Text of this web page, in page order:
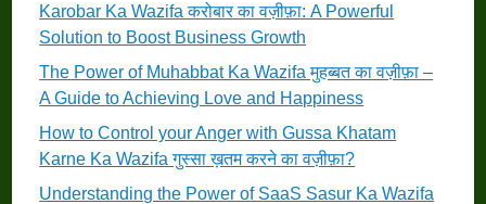
Karobar Ka Wazifa करोबार का वज़ीफ़ा: A Powerful
Solution to Boost Business Growth
The Power of Muhabbat Ka Wazifa मुहब्बत का वज़ीफ़ा –
A Guide to Achieving Love and Happiness
How to Control your Anger with Gussa Khatam
Karne Ka Wazifa गुस्सा ख़तम करने का वज़ीफ़ा?
Understanding the Power of SaaS Sasur Ka Wazifa